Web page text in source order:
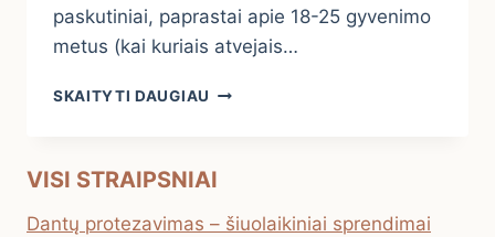
paskutiniai, paprastai apie 18-25 gyvenimo
metus (kai kuriais atvejais…
SKAITYTI DAUGIAU PROTINIŲ
VISI STRAIPSNIAI
Dantų protezavimas – šiuolaikiniai sprendimai